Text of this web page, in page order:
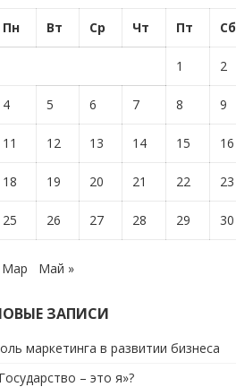
Пн Вт Ср Чт Пт Сб
1 2
4 5 6 7 8 9
11 12 13 14 15 16
18 19 20 21 22 23
25 26 27 28 29 30
Мар Май »
ЗАПИСИ
маркетинга в развитии бизнеса
– это я»?